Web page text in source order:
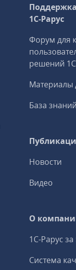
1С‑Рарус
Форум для
решений
Материалы
База знаний
Новости
Видео
О
1С-Рарус
Система